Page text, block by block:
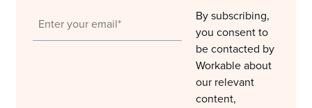
By subscribing,
you consent to
be contacted by
Workable about
our relevant
content,